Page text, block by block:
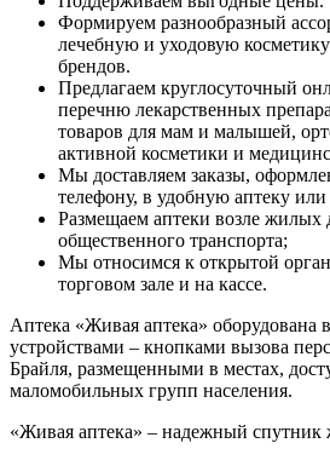
Формируем разнообразный
лечебную и уходовую
брендов.
Предлагаем круглосуточный
перечню лекарственных
товаров для мам и малышей,
активной косметики и
Мы доставляем заказы,
телефону, в удобную аптеку
Размещаем аптеки возле жилых
общественного транспорта;
Мы относимся к открытой
торговом зале и на кассе.
Аптека «Живая аптека»
устройствами – кнопками вызова
Брайля, размещенными в местах,
маломобильных групп населения.
«Живая аптека» – надежный спутник